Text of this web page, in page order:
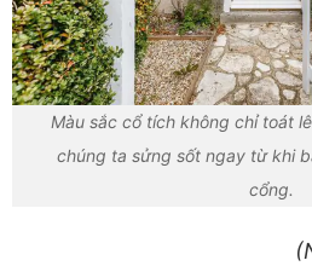
Màu sắc cổ tích không chỉ toát
chúng ta sửng sốt ngay từ khi
cổng.